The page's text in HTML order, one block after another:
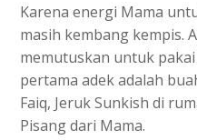
Karena energi Mama
masih kembang kempis.
memutuskan untuk
pertama adek adalah
Faiq, Jeruk Sunkish di
Pisang dari Mama.